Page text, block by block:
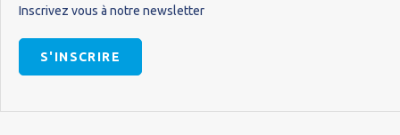
Inscrivez vous à notre newsletter
S'INSCRIRE